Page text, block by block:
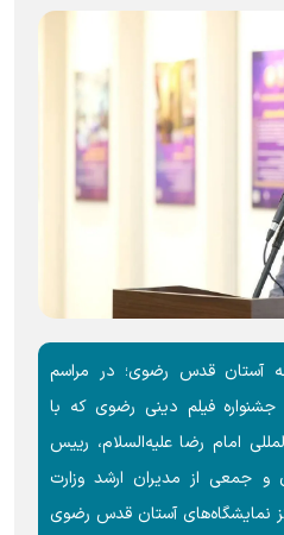
آستان قدس رضوی؛ در مراسم
جشنواره فیلم دینی رضوی که با
امام رضا علیه‌السلام، رییس
و جمعی از مدیران ارشد وزارت
نمایشگاه‌های آستان قدس رضوی